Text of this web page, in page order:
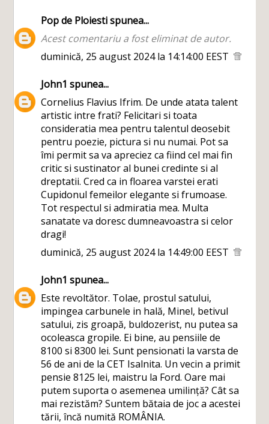
Pop de Ploiestispunea...
Acest comentariu a fost eliminat de autor.
duminică, 25 august 2024 la 14:14:00 EEST
John1 spunea...
Cornelius Flavius Ifrim. De unde atata talent
artistic intre frati? Felicitari si toata
consideratia mea pentru talentul deosebit
pentru poezie, pictura si nu numai. Pot sa
îmi permit sa va apreciez ca fiind cel mai fin
critic si sustinator al bunei credinte si al
dreptatii. Cred ca in floarea varstei erati
Cupidonul femeilor elegante si frumoase.
Tot respectul si admiratia mea. Multa
sanatate va doresc dumneavoastra si celor
dragi!
duminică, 25 august 2024 la 14:49:00 EEST
John1 spunea...
Este revoltător. Tolae, prostul satului,
impingea carbunele in hală, Minel, betivul
satului, zis groapă, buldozerist, nu putea sa
ocoleasca gropile. Ei bine, au pensiile de
8100 si 8300 lei. Sunt pensionati la varsta de
56 de ani de la CET Isalnita. Un vecin a primit
pensie 8125 lei, maistru la Ford. Oare mai
putem suporta o asemenea umilință? Cât sa
mai rezistăm? Suntem bătaia de joc a acestei
tării, încă numită ROMÂNIA.